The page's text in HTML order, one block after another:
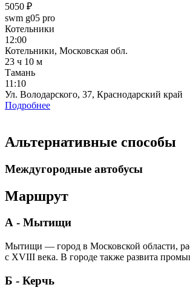
5050 ₽
swm g05 pro
Котельники
12:00
Котельники, Московская обл.
23 ч 10 м
Тамань
11:10
Ул. Володарского, 37, Краснодарский край
Подробнее
Альтернативные способы
Междугородные автобусы
Маршрут
А - Мытищи
Мытищи — город в Московской области,
с XVIII века. В городе также развита
Б - Керчь